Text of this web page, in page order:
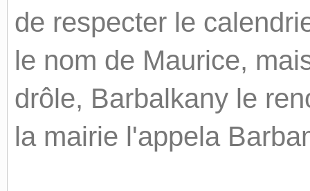
de respecter le
le nom de Maurice,
drôle, Barbalkany le
la mairie l'appela